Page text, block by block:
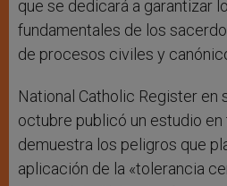
que se dedicará a garantizar
fundamentales de los
de procesos civiles y
National Catholic Register en
octubre publicó un estudio en
demuestra los peligros que
aplicación de la «tolerancia